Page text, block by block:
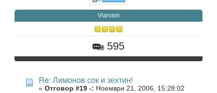
Viarvam
595
Re: Лимонов сок и зехтин!
« Отговор #19 -: Ноември 21, 2006, 15:28:02